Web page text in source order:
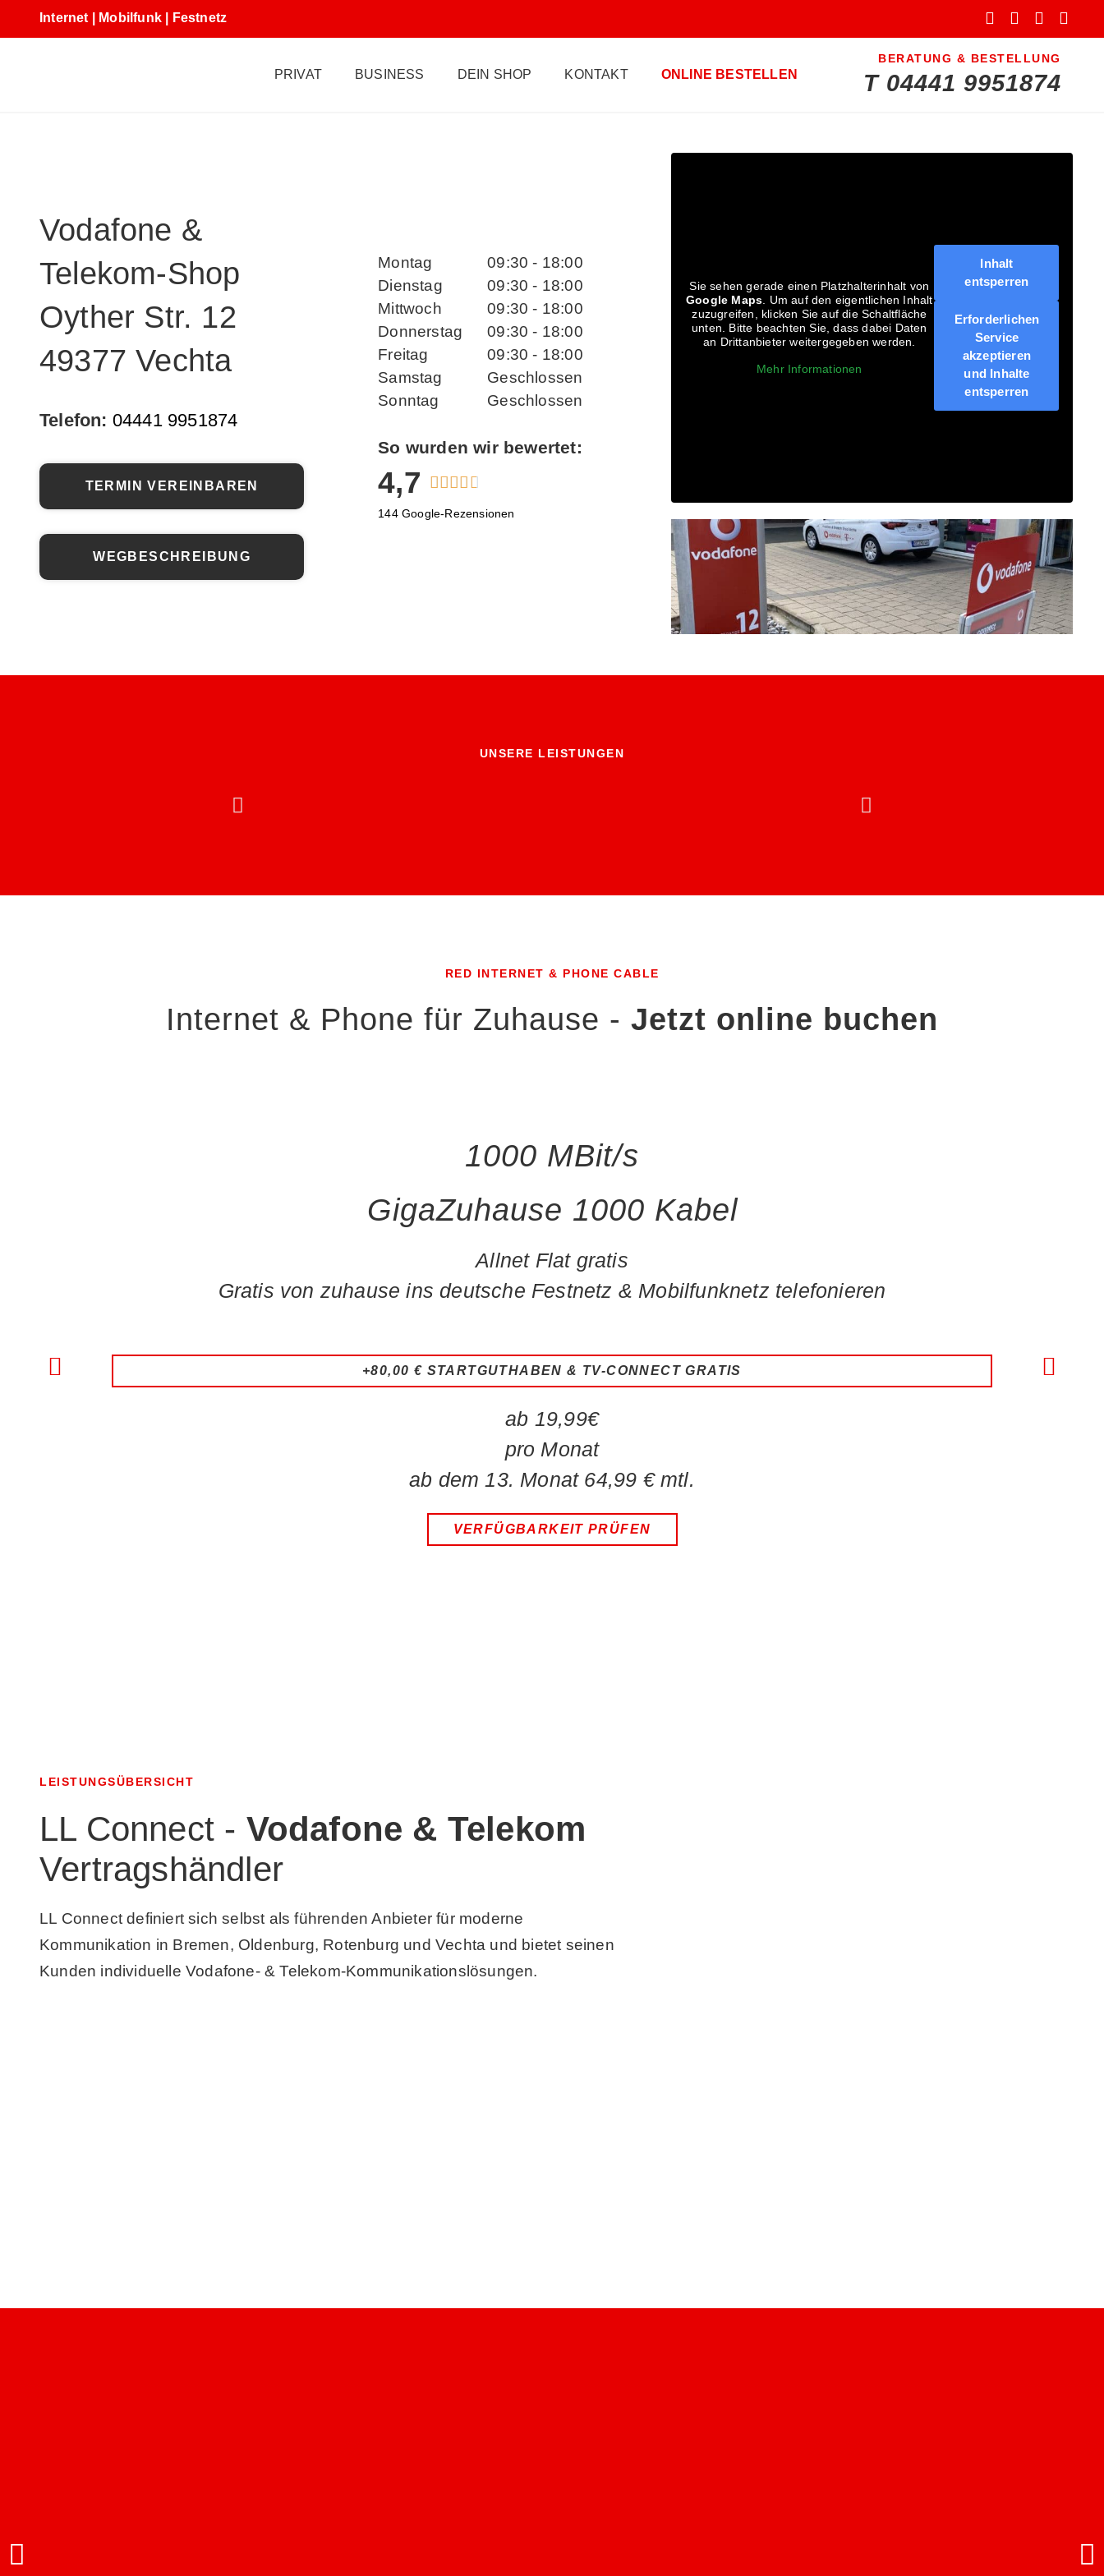
Internet | Mobilfunk | Festnetz
PRIVAT BUSINESS DEIN SHOP KONTAKT ONLINE BESTELLEN
BERATUNG & BESTELLUNG
T04441 9951874
Vodafone &
Telekom-Shop
Oyther Str. 12
49377 Vechta
Telefon: 04441 9951874
TERMIN VEREINBAREN
WEGBESCHREIBUNG
Montag
Dienstag
Mittwoch
Donnerstag
Freitag
Samstag
Sonntag
09:30 - 18:00
09:30 - 18:00
09:30 - 18:00
09:30 - 18:00
09:30 - 18:00
Geschlossen
Geschlossen
So wurden wir bewertet:
4,7 
144 Google-Rezensionen
Sie sehen gerade einen Platzhalterinhalt von
Google Maps . Um auf den eigentlichen Inhalt
zuzugreifen, klicken Sie auf die Schaltfläche
unten. Bitte beachten Sie, dass dabei Daten
an Drittanbieter weitergegeben werden.
Mehr Informationen
Inhalt
entsperren
Erforderlichen
Service
akzeptieren
und Inhalte
entsperren
UNSERE LEISTUNGEN
RED INTERNET & PHONE CABLE
Internet & Phone für Zuhause - Jetzt online buchen
1000 MBit/s
GigaZuhause 1000 Kabel
Allnet Flat gratis
Gratis von zuhause ins deutsche Festnetz & Mobilfunknetz telefonieren
+80,00 € STARTGUTHABEN & TV-CONNECT GRATIS
ab 19,99€
pro Monat
ab dem 13. Monat 64,99 € mtl.
VERFÜGBARKEIT PRÜFEN
LEISTUNGSÜBERSICHT
LL Connect - Vodafone & Telekom
Vertragshändler
LL Connect definiert sich selbst als führenden Anbieter für moderne
Kommunikation in Bremen, Oldenburg, Rotenburg und Vechta und bietet seinen
Kunden individuelle Vodafone- & Telekom-Kommunikationslösungen.